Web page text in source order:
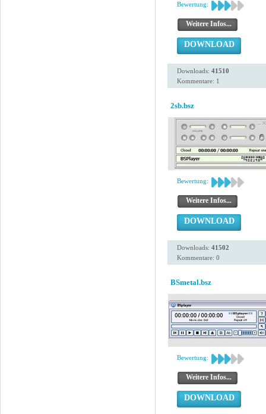
Bewertung:
Weitere Infos...
DOWNLOAD
Downloads: 41510
Kommentare: 1
2sb.bsz
Bewertung:
Weitere Infos...
DOWNLOAD
Downloads: 41502
Kommentare: 0
BSmetal.bsz
Bewertung:
Weitere Infos...
DOWNLOAD